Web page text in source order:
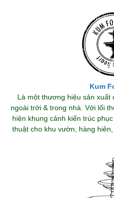
Kum
Là một thương hiệu sản
ngoài trời & trong nhà. Với lối
hiện khung cảnh kiến trúc
thuật cho khu vườn, hàng